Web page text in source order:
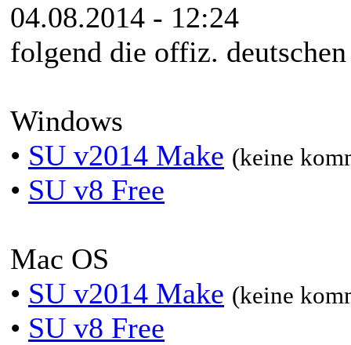
04.08.2014 - 12:24
folgend die offiz.
Windows
• SU v2014 Make (keine
• SU v8 Free
Mac OS
• SU v2014 Make (keine
• SU v8 Free